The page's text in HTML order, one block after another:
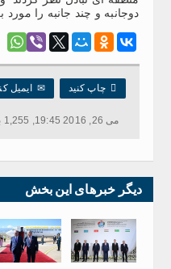
دوجانبه و چند جانبه را مورد
 چاپ کنید ✉ایمیل
می 26, 2016 19:45, 1,255 بازدید ها
دیگر خبرهای این بخش